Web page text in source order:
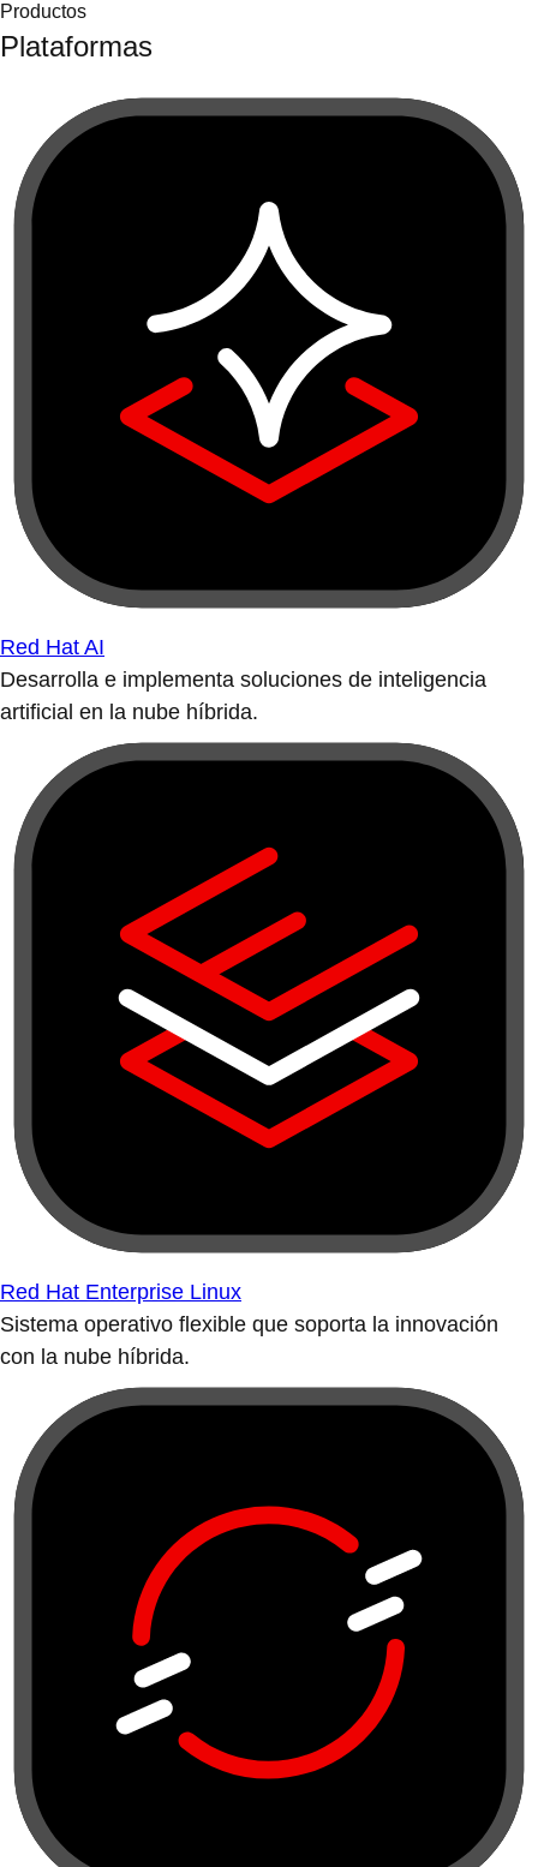
Productos
Plataformas
Red Hat AI
Desarrolla e implementa soluciones de inteligencia
artificial en la nube híbrida.
Red Hat Enterprise Linux
Sistema operativo flexible que soporta la innovación
con la nube híbrida.